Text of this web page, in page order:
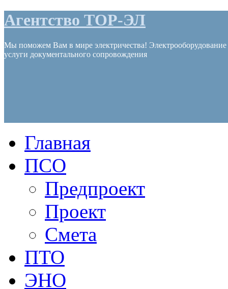
Агентство ТОР-ЭЛ
Мы поможем Вам в мире электричества! Электрооборудование
услуги документального сопровождения
Главная
ПСО
Предпроект
Проект
Смета
ПТО
ЭНО